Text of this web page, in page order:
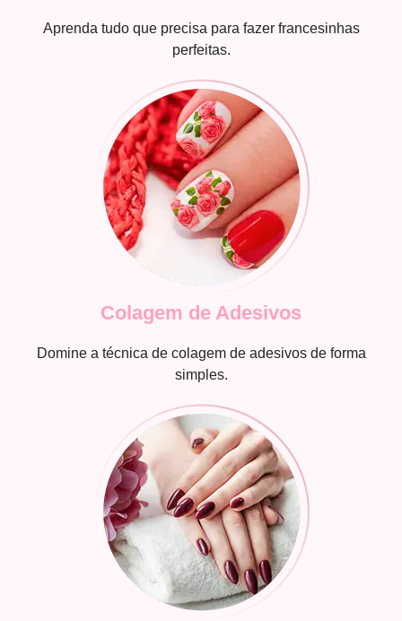
Aprenda tudo que precisa para fazer francesinhas
perfeitas.
Colagem de Adesivos
Domine a técnica de colagem de adesivos de forma
simples.